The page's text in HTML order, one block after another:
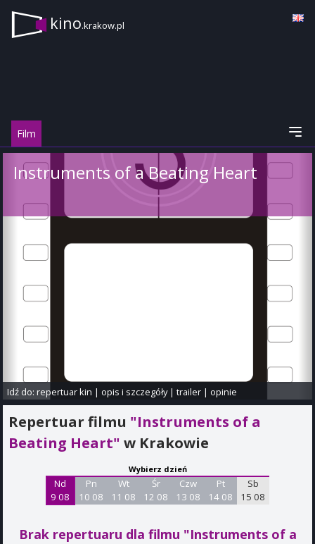
kino.krakow.pl
Film
Instruments of a Beating Heart
Idź do:repertuar kin |opis i szczegóły|trailer |opinie
Repertuar filmu "Instruments of a
Beating Heart" w Krakowie
Wybierz dzień
Nd
9 08
Pn
10 08
Wt
11 08
Śr
12 08
Czw
13 08
Pt
14 08
Sb
15 08
Brak repertuaru dla filmu "Instruments of a